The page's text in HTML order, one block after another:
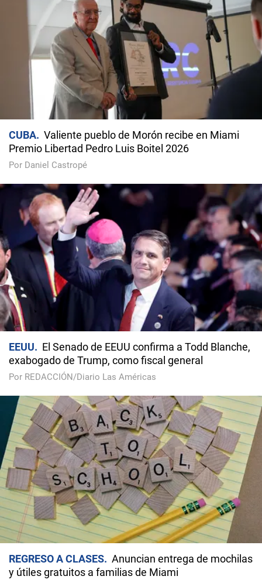
CUBA
Valiente pueblo de Morón recibe en Miami
Premio Libertad Pedro Luis Boitel 2026
Por Daniel Castropé
EEUU
El Senado de EEUU confirma a Todd Blanche,
exabogado de Trump, como fiscal general
Por REDACCIÓN/Diario Las Américas
REGRESO A CLASES
Anuncian entrega de mochilas
y útiles gratuitos a familias de Miami